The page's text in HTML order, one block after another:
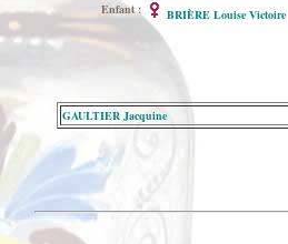
Enfant : BRIÈRE Louise Victoire
GAULTIER Jacquine